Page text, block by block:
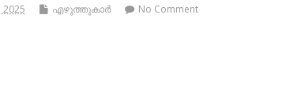
2025 എഴുത്തുകാര്‍ No Comment